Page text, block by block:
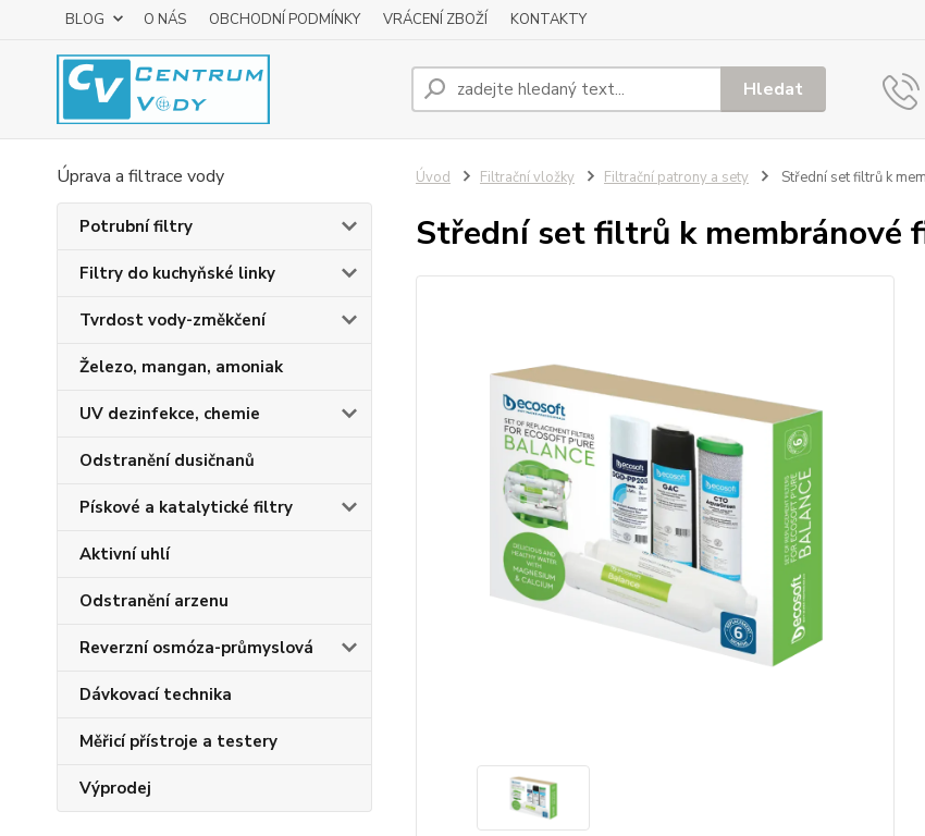
BLOG O NÁS OBCHODNÍ PODMÍNKY VRÁCENÍ ZBOŽÍ KONTAKTY
Hledat
Úprava a filtrace vody
Potrubní filtry
Filtry do kuchyňské linky
Tvrdost vody-změkčení
Železo, mangan, amoniak
UV dezinfekce, chemie
Odstranění dusičnanů
Pískové a katalytické filtry
Aktivní uhlí
Odstranění arzenu
Reverzní osmóza-průmyslová
Dávkovací technika
Měřicí přístroje a testery
Výprodej
Úvod Filtrační vložky Filtrační patrony a sety Střední set filtrů k
Střední set filtrů k membránové